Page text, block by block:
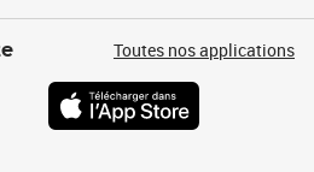
Toutes nos applications